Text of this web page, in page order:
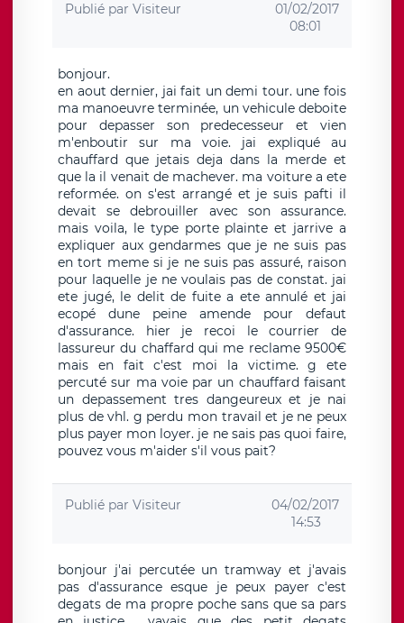
Publié par Visiteur
01/02/2017
08:01
bonjour.
en aout dernier, jai fait un demi tour. une fois
ma manoeuvre terminée, un vehicule deboite
pour depasser son predecesseur et vien
m'enboutir sur ma voie. jai expliqué au
chauffard que jetais deja dans la merde et
que la il venait de machever. ma voiture a ete
reformée. on s'est arrangé et je suis pafti il
devait se debrouiller avec son assurance.
mais voila, le type porte plainte et jarrive a
expliquer aux gendarmes que je ne suis pas
en tort meme si je ne suis pas assuré, raison
pour laquelle je ne voulais pas de constat. jai
ete jugé, le delit de fuite a ete annulé et jai
ecopé dune peine amende pour defaut
d'assurance. hier je recoi le courrier de
lassureur du chaffard qui me reclame 9500€
mais en fait c'est moi la victime. g ete
percuté sur ma voie par un chauffard faisant
un depassement tres dangeureux et je nai
plus de vhl. g perdu mon travail et je ne peux
plus payer mon loyer. je ne sais pas quoi faire,
pouvez vous m'aider s'il vous pait?
Publié par Visiteur
04/02/2017
14:53
bonjour j'ai percutée un tramway et j'avais
pas d'assurance esque je peux payer c'est
degats de ma propre poche sans que sa pars